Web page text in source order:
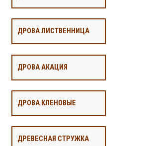
ДРОВА ЛИСТВЕННИЦА
ДРОВА АКАЦИЯ
ДРОВА КЛЕНОВЫЕ
ДРЕВЕСНАЯ СТРУЖКА